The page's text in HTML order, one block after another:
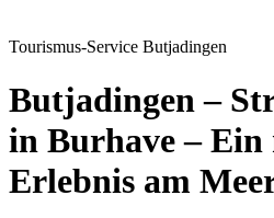
Tourismus-Service Butjadingen
Butjadingen –
in Burhave – Ein
Erlebnis am